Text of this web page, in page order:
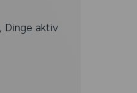
Dinge aktiv